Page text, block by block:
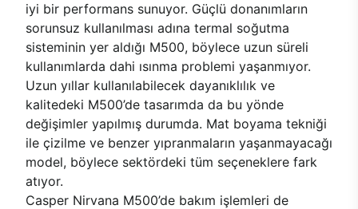
iyi bir performans sunuyor. Güçlü donanımların
sorunsuz kullanılması adına termal soğutma
sisteminin yer aldığı M500, böylece uzun süreli
kullanımlarda dahi ısınma problemi yaşanmıyor.
Uzun yıllar kullanılabilecek dayanıklılık ve
kalitedeki M500’de tasarımda da bu yönde
değişimler yapılmış durumda. Mat boyama tekniği
ile çizilme ve benzer yıpranmaların yaşanmayacağı
model, böylece sektördeki tüm seçeneklere fark
atıyor.
Casper Nirvana M500’de bakım işlemleri de